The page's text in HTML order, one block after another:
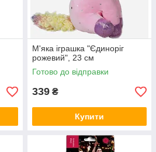
М'яка іграшка "Єдиноріг
рожевий", 23 см
Готово до відправки
339 ₴
Купити